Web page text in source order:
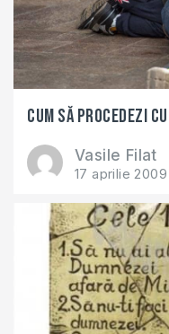
Cum să procedezi
Vasile Filat
17 aprilie 2009